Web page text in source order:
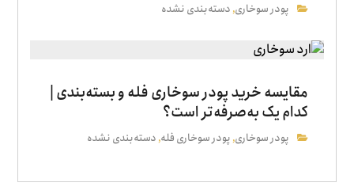
پودر سوخاری,دسته‌بندی نشده
مقایسه خرید پودر سوخاری فله و بسته‌بندی |
کدام یک به‌صرفه‌تر است؟
پودر سوخاری,پودر سوخاری فله,دسته‌بندی نشده